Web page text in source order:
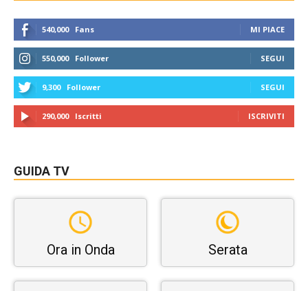
540,000 Fans MI PIACE
550,000 Follower SEGUI
9,300 Follower SEGUI
290,000 Iscritti ISCRIVITI
GUIDA TV
Ora in Onda Serata